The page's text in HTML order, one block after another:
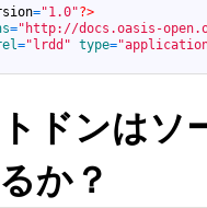
="1.0"?>
="http://docs.oasis-
="lrdd" type=
ドンはソ
か？